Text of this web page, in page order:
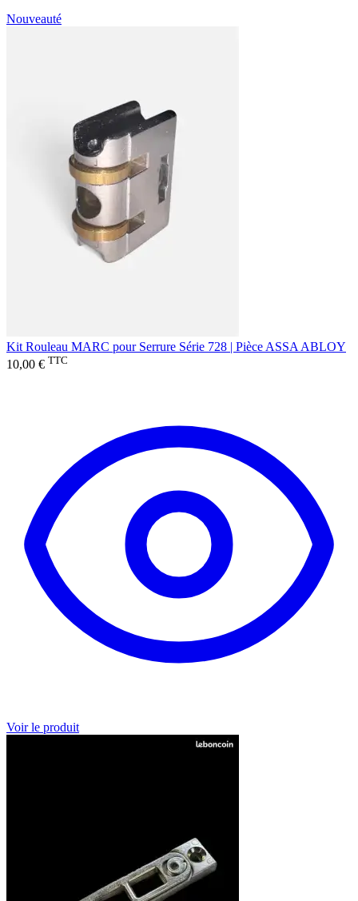
Nouveauté
Kit Rouleau MARC pour Serrure Série 728 | Pièce ASSA ABLOY
10,00 € TTC
Voir le produit